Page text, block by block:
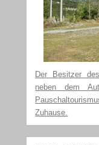
Der Besitzer
neben dem
Zuhause.